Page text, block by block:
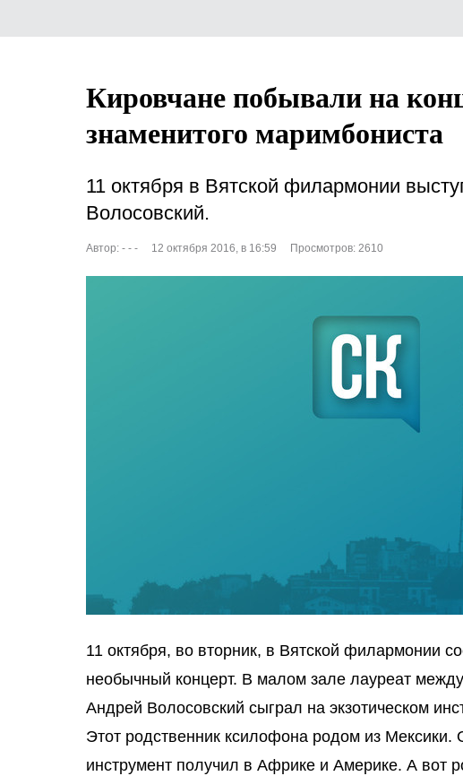
Кировчане побывали на
знаменитого маримбониста
11 октября в Вятской филармонии
Волосовский.
Автор: - - - 12 октября 2016, в 16:59 Просмотров: 2610
11 октября, во вторник, в Вятской филармонии
необычный концерт. В малом зале лауреат
Андрей Волосовский сыграл на экзотическом
Этот родственник ксилофона родом из Мексики.
инструмент получил в Африке и Америке. А вот